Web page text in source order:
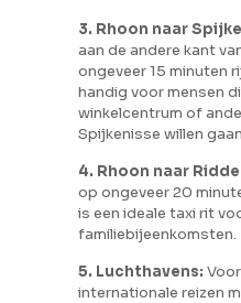
3. Rhoon naar
aan de andere kant
ongeveer 15 minuten
handig voor mensen
winkelcentrum of
Spijkenisse willen
4. Rhoon naar
op ongeveer 20
is een ideale taxi rit
familiebijeenkomsten.
5. Luchthavens:
internationale reizen